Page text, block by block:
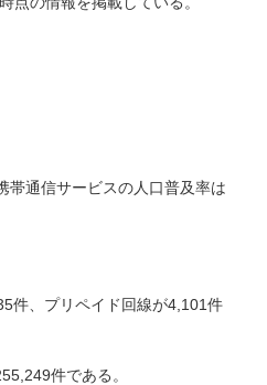
帯通信サービスの人口普及率は
件、プリペイド回線が4,101件
件である。